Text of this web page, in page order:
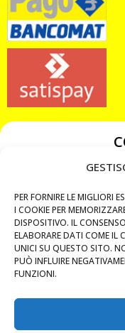
PER FORNIRE LE MIGLIORI
I COOKIE PER
DISPOSITIVO. IL
ELABORARE DATI COME
UNICI SU QUESTO SITO.
PUÒ INFLUIRE
FUNZIONI.
349 3863811
Privacy Policy
Cookie Policy